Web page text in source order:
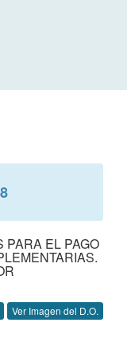
EL PAGO
Ver Imagen del D.O.